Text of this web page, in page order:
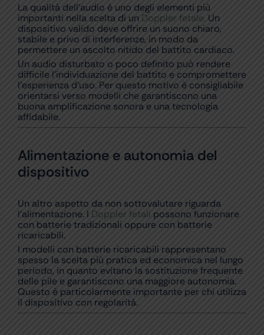
La qualità dell’audio è uno degli elementi più
importanti nella scelta di un Doppler fetale. Un
dispositivo valido deve offrire un suono chiaro,
stabile e privo di interferenze, in modo da
permettere un ascolto nitido del battito cardiaco.
Un audio disturbato o poco definito può rendere
difficile l’individuazione del battito e compromettere
l’esperienza d’uso. Per questo motivo è consigliabile
orientarsi verso modelli che garantiscono una
buona amplificazione sonora e una tecnologia
affidabile.
Alimentazione e autonomia del
dispositivo
Un altro aspetto da non sottovalutare riguarda
l’alimentazione. I Doppler fetali possono funzionare
con batterie tradizionali oppure con batterie
ricaricabili.
I modelli con batterie ricaricabili rappresentano
spesso la scelta più pratica ed economica nel lungo
periodo, in quanto evitano la sostituzione frequente
delle pile e garantiscono una maggiore autonomia.
Questo è particolarmente importante per chi utilizza
il dispositivo con regolarità.